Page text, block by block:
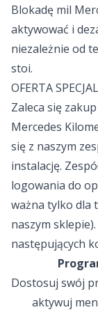
Blokadę mil
aktywować i
niezależnie od
stoi.
OFERTA
Zaleca się
Mercedes
się z naszym
instalację.
logowania do
ważna tylko dla
naszym
następujących
Dostosuj swój
aktywuj